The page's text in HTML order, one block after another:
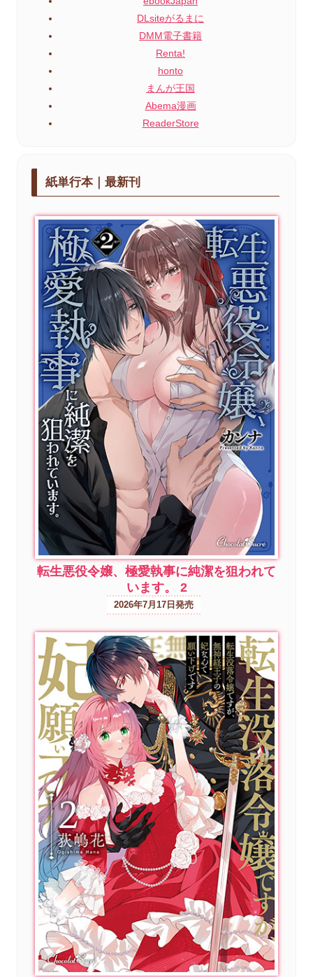
紙単行本｜最新刊
転生悪役令嬢、極愛執事に純潔を狙われて
います。 2
2026年7月17日
DLsiteがるまに
DMM電子書籍
Renta!
honto
まんが王国
Abema漫画
ReaderStore